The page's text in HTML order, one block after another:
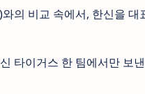
의 비교 속에서, 한신을
타이거스 한 팀에서만 보